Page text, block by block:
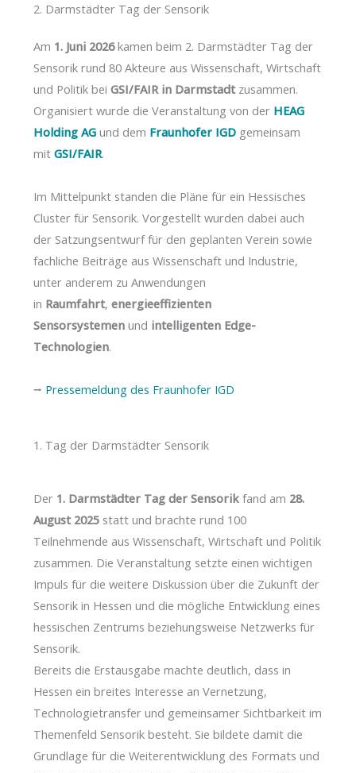
2. Darmstädter Tag der Sensorik
Am 1. Juni 2026kamen beim 2. Darmstädter Tag der
Sensorik rund 80 Akteure aus Wissenschaft, Wirtschaft
und Politik bei GSI/FAIR in Darmstadtzusammen.
Organisiert wurde die Veranstaltung von der HEAG
Holding AG und dem Fraunhofer IGDgemeinsam
mit GSI/FAIR.
Im Mittelpunkt standen die Pläne für ein Hessisches
Cluster für Sensorik. Vorgestellt wurden dabei auch
der Satzungsentwurf für den geplanten Verein sowie
fachliche Beiträge aus Wissenschaft und Industrie,
unter anderem zu Anwendungen
in Raumfahrt, energieeffizienten
Sensorsystemenund intelligenten Edge-
Technologien.
⭢ Pressemeldung des Fraunhofer IGD
1. Tag der Darmstädter Sensorik
Der 1. Darmstädter Tag der Sensorikfand am 28.
August 2025statt und brachte rund 100
Teilnehmende aus Wissenschaft, Wirtschaft und Politik
zusammen. Die Veranstaltung setzte einen wichtigen
Impuls für die weitere Diskussion über die Zukunft der
Sensorik in Hessen und die mögliche Entwicklung eines
hessischen Zentrums beziehungsweise Netzwerks für
Sensorik.
Bereits die Erstausgabe machte deutlich, dass in
Hessen ein breites Interesse an Vernetzung,
Technologietransfer und gemeinsamer Sichtbarkeit im
Themenfeld Sensorik besteht. Sie bildete damit die
Grundlage für die Weiterentwicklung des Formats und